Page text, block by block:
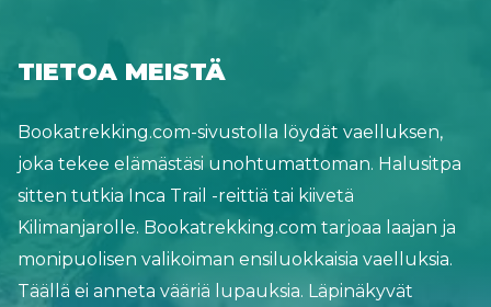
pisteeseen! Auf geht's! Zugspitze Tour, jota
ainutlaatuinen kiertue, jonka päätavoitteena on
kiivetä ja vaeltaa Zugspitzelle. Vuoristoalueella on
riittävästi köysiratoja, jotta huipulle pääsee
yhdessä päivässä, mutta vain mökistä mökkiin -
kiertue tekee kokemuksesta todellisen voiton.
Vain kolmessa päivässä voit kiivetä Zugspitzelle,
TIETOA MEISTÄ
Bookatrekking.com-sivustolla löydät vaelluksen,
joka tekee elämästäsi unohtumattoman. Halusitpa
sitten tutkia Inca Trail -reittiä tai kiivetä
Kilimanjarolle. Bookatrekking.com tarjoaa laajan ja
monipuolisen valikoiman ensiluokkaisia vaelluksia.
Täällä ei anneta vääriä lupauksia. Läpinäkyvät